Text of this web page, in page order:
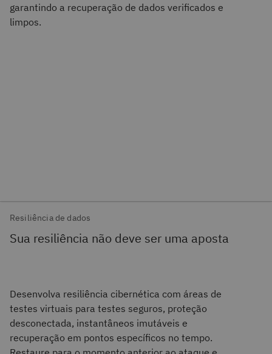
garantindo a recuperação de dados verificados e
limpos.
Resiliência de dados
Sua resiliência não deve ser uma aposta
Desenvolva resiliência cibernética com áreas de
testes virtuais para testes seguros, proteção
desconectada, instantâneos imutáveis e
recuperação em pontos específicos no tempo.